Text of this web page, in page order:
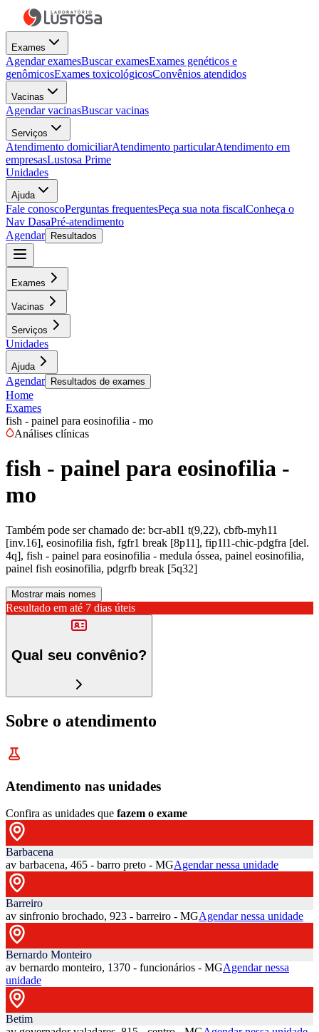
Exames
Agendar examesBuscar examesExames genéticos e
genômicosExames toxicológicosConvênios atendidos
Vacinas
Agendar vacinasBuscar vacinas
Serviços
Atendimento domiciliarAtendimento particularAtendimento em
empresasLustosa Prime
Unidades
Ajuda
Fale conoscoPerguntas frequentesPeça sua nota fiscalConheça o
Nav DasaPré-atendimento
Agendar
Resultados
Exames
Vacinas
Serviços
Unidades
Ajuda
Agendar Resultados de exames
Home
Exames
fish - painel para eosinofilia - mo
Análises clínicas
fish - painel para eosinofilia -
mo
Também pode ser chamado de: bcr-abl1 t(9,22), cbfb-myh11
[inv.16], eosinofilia fish, fgfr1 break [8p11], fip1l1-chic-pdgfra [del.
4q], fish - painel para eosinofilia - medula óssea, painel eosinofilia,
painel fish eosinofilia, pdgrfb break [5q32]
Mostrar mais nomes
Resultado em até 7 dias úteis
Qual seu convênio?
Sobre o atendimento
Atendimento nas unidades
Confira as unidades que fazem o exame
Barbacena
av barbacena, 465 - barro preto - MGAgendar nessa unidade
Barreiro
av sinfronio brochado, 923 - barreiro - MGAgendar nessa unidade
Bernardo Monteiro
av bernardo monteiro, 1370 - funcionários - MGAgendar nessa
unidade
Betim